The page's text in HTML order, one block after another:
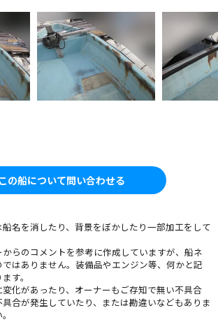
この船について問い合わせる
名を消したり、背景をぼかしたり一部加工をして
らのコメントを参考に作成していますが、船ネ
はありません。装備品やエンジン等、何かと記
す。
化があったり、オーナーもご存知で無い不具合
合が発生していたり、または勘違いなどもありま